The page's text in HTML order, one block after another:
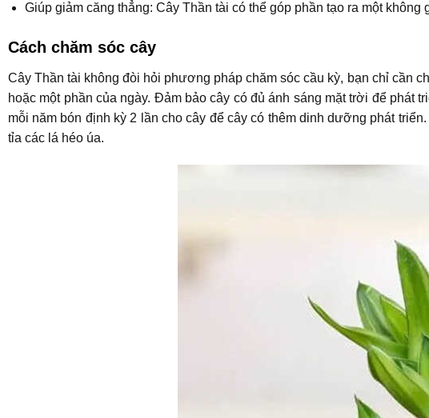
Giúp giảm căng thẳng: Cây Thần tài có thể góp phần tạo ra một
Cách chăm sóc cây
Cây Thần tài không đòi hỏi phương pháp chăm sóc cầu kỳ, bạn chỉ cần
hoặc một phần của ngày. Đảm bảo cây có đủ ánh sáng mặt trời để
mỗi năm bón định kỳ 2 lần cho cây để cây có thêm dinh dưỡng phát
tỉa các lá héo úa.